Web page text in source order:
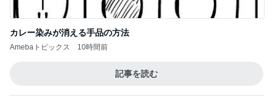
カレー染みが消える手品の方法
Amebaトピックス 10時間前
記事を読む